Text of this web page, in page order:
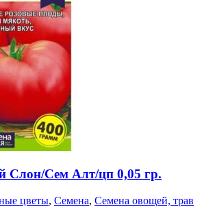
Слон/Сем Алт/цп 0,05 гр.
цветы, Семена, Семена овощей, трав